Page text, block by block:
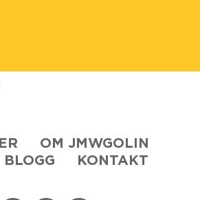
OM JMWGOLIN
BLOGG KONTAKT